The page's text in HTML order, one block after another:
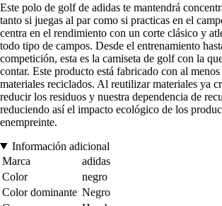
Este polo de golf de adidas te mantendrá
tanto si juegas al par como si practicas en el
centra en el rendimiento con un corte clásico y
todo tipo de campos. Desde el entrenamiento
competición, esta es la camiseta de golf con la
contar. Este producto está fabricado con al
materiales reciclados. Al reutilizar materiales ya
reducir los residuos y nuestra dependencia de
reduciendo así el impacto ecológico de los
enempreinte.
Información adicional
Marca
adidas
Color
negro
Color dominante Negro